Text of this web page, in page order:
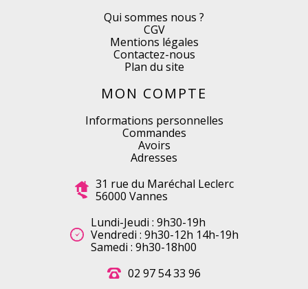
Qui sommes nous ?
CGV
Mentions légales
Contactez-nous
Plan du site
MON COMPTE
Informations personnelles
Commandes
Avoirs
Adresses
31 rue du Maréchal Leclerc
56000 Vannes
Lundi-Jeudi : 9h30-19h
Vendredi : 9h30-12h 14h-19h
Samedi : 9h30-18h00
02 97 54 33 96